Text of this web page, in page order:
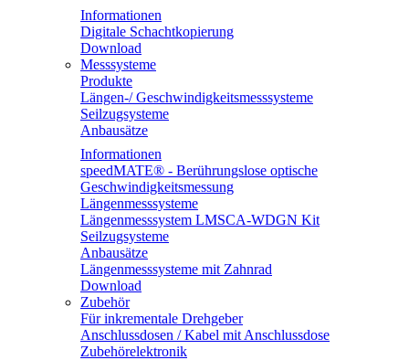
Informationen
Digitale Schachtkopierung
Download
Messsysteme
Produkte
Längen-/ Geschwindigkeitsmesssysteme
Seilzugsysteme
Anbausätze
Informationen
speedMATE® - Berührungslose optische
Geschwindigkeitsmessung
Längenmesssysteme
Längenmesssystem LMSCA-WDGN Kit
Seilzugsysteme
Anbausätze
Längenmesssysteme mit Zahnrad
Download
Zubehör
Für inkrementale Drehgeber
Anschlussdosen / Kabel mit Anschlussdose
Zubehörelektronik